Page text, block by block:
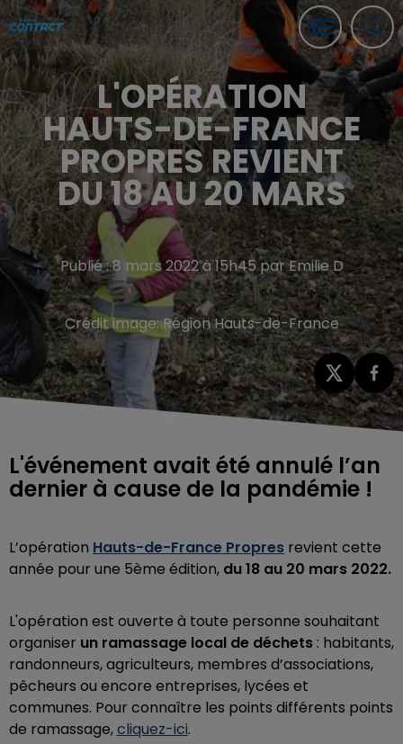
L'OPÉRATION
HAUTS-DE-FRANCE
PROPRES REVIENT
DU 18 AU 20 MARS
Publié : 8 mars 2022 à 15h45 par Emilie D
Crédit image:Région Hauts-de-France
L'événement avait été annulé l’an
dernier à cause de la pandémie !
L’opération Hauts-de-France Propres revient cette
année pour une 5ème édition, du 18 au 20 mars 2022.
L'opération est ouverte à toute personne souhaitant
organiser un ramassage local de déchets : habitants,
randonneurs, agriculteurs, membres d’associations,
pêcheurs ou encore entreprises, lycées et
communes. Pour connaître les points différents points
de ramassage,cliquez-ici.